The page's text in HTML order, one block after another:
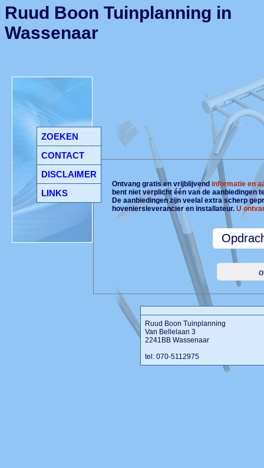
ZOEKEN
CONTACT
DISCLAIMER
LINKS
Ruud Boon Tuinplanning in
Wassenaar
Ontvang gratis en vrijblijvendinformatie en
bent niet verplicht één van de aanbiedingen
De aanbiedingen zijn veelal extra scherp
hoveniersleverancier en installateur.U
Ruud Boon Tuinplanning
Van Bellelaan 3
2241BB Wassenaar
tel: 070-5112975